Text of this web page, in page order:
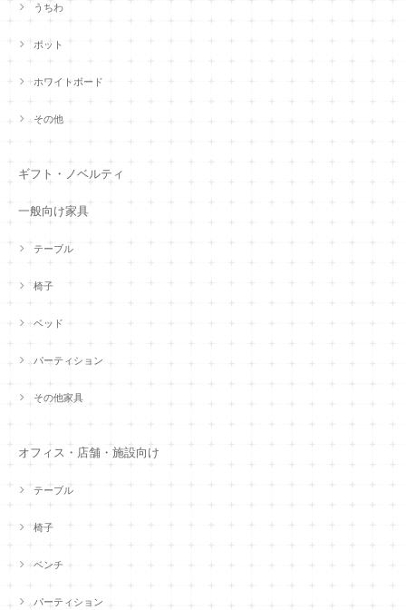
うちわ
ポット
ホワイトボード
その他
ギフト・ノベルティ
一般向け家具
テーブル
椅子
ベッド
パーティション
その他家具
オフィス・店舗・施設向け
テーブル
椅子
ベンチ
パーティション